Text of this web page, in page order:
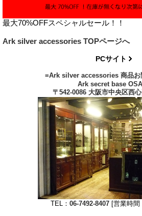
最大70%OFFスペシャルセール！！
Ark silver accessories TOPページへ
PCサイト
=Ark silver accessories 商品お
Ark secret base
〒542-0086 大阪市中央区西
TEL： 06-7492-8407[営業時間